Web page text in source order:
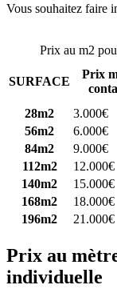
Vous souhaitez faire
Prix au m2
SURFACE
Prix
28m2
3.000€
56m2
6.000€
84m2
9.000€
112m2
12.000€
140m2
15.000€
168m2
18.000€
196m2
21.000€
Prix au
individuelle